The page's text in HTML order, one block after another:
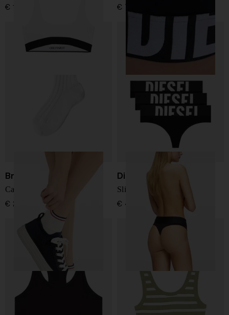
€ 180,00 € 75,00
Brunello Cucinelli
Calzini in cotone
€ 250,00
Diesel
Slip con logo - 3pack
€ 45,00